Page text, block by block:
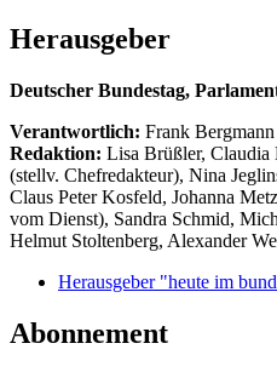
Herausgeber
Deutscher Bundestag,
Verantwortlich: Frank
Redaktion: Lisa Brüßler, Claudia
(stellv. Chefredakteur), Nina
Claus Peter Kosfeld, Johanna
vom Dienst), Sandra Schmid,
Helmut Stoltenberg, Alexander
Herausgeber "heute im
Abonnement